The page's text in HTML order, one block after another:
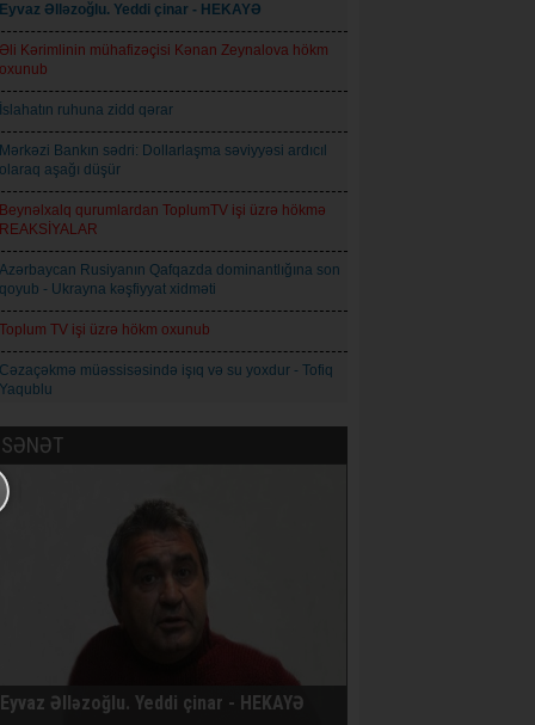
Eyvaz Əlləzoğlu. Yeddi çinar - HEKAYƏ
Əli Kərimlinin mühafizəçisi Kənan Zeynalova hökm
oxunub
İslahatın ruhuna zidd qərar
Mərkəzi Bankın sədri: Dollarlaşma səviyyəsi ardıcıl
olaraq aşağı düşür
Beynəlxalq qurumlardan ToplumTV işi üzrə hökmə
REAKSİYALAR
Azərbaycan Rusiyanın Qafqazda dominantlığına son
qoyub - Ukrayna kəşfiyyat xidməti
Toplum TV işi üzrə hökm oxunub
Cəzaçəkmə müəssisəsində işıq və su yoxdur - Tofiq
Yaqublu
Şəmşad Ağa: İnformasiya axını idarəolunan
mərhələdən idarəolunmaz mərhələyə keçir
Natiq Babayev - Qız adı: Azərbaycan maarifçiliyinin
mənəvi simvolu
Qoderzi Çoxeli. İntizar - Hekayə
Avropa İttifaqı Rusiyaya qarşı 21-ci sanksiya paketini
Prokuror Anar Məmmədliyə 14, Anar Abdullaya isə
13 il həbs cəzası istəyib
AXCP daha bir üzvünün saxlandığını bildirir
SƏNƏT
Eyvaz Əlləzoğlu. Yeddi çinar - HEKAYƏ